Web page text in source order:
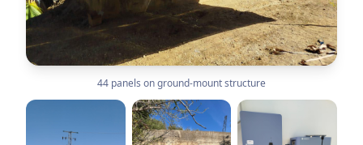
44 panels on ground-mount structure